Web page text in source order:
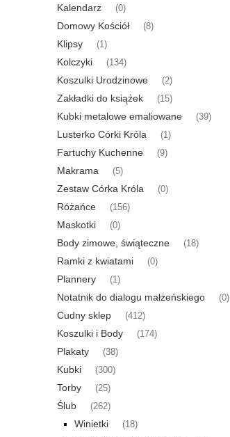
Kalendarz (0)
Domowy Kościół (8)
Klipsy (1)
Kolczyki (134)
Koszulki Urodzinowe (2)
Zakładki do książek (15)
Kubki metalowe emaliowane (39)
Lusterko Córki Króla (1)
Fartuchy Kuchenne (9)
Makrama (5)
Zestaw Córka Króla (0)
Różańce (156)
Maskotki (0)
Body zimowe, świąteczne (18)
Ramki z kwiatami (0)
Plannery (1)
Notatnik do dialogu małżeńskiego (0)
Cudny sklep (412)
Koszulki i Body (174)
Plakaty (38)
Kubki (300)
Torby (25)
Ślub (262)
Winietki (18)